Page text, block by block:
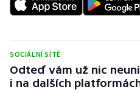
Sportovní střelba
Stolní tenis
Triatlon
SOCIÁLNÍ SÍTĚ
Odteď vám už nic
i na dalších